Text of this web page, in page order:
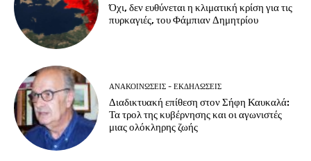
Όχι, δεν ευθύνεται η κλιματική κρίση για τις
πυρκαγιές, του Φάμπιαν Δημητρίου
ΑΝΑΚΟΙΝΩΣΕΙΣ - ΕΚΔΗΛΩΣΕΙΣ
Διαδικτυακή επίθεση στον Σήφη Καυκαλά:
Τα τρολ της κυβέρνησης και οι αγωνιστές
μιας ολόκληρης ζωής